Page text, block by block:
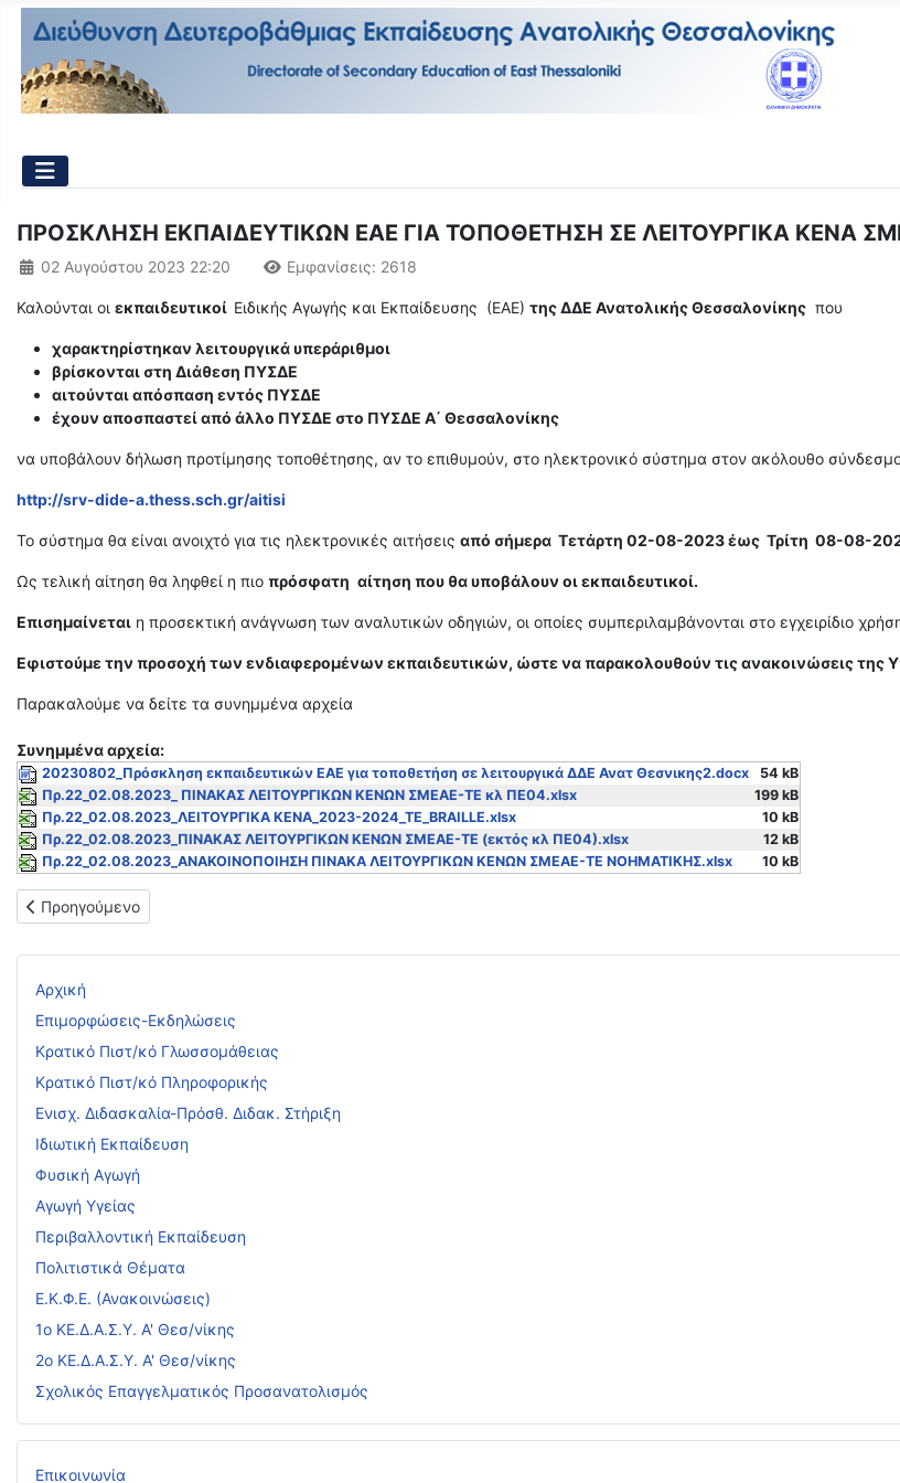
Αρχική
Επιμορφώσεις-Εκδηλώσεις
Κρατικό Πιστ/κό Γλωσσομάθειας
Κρατικό Πιστ/κό Πληροφορικής
Ενισχ. Διδασκαλία-Πρόσθ. Διδακ. Στήριξη
Ιδιωτική Εκπαίδευση
Φυσική Αγωγή
Αγωγή Υγείας
Περιβαλλοντική Εκπαίδευση
Πολιτιστικά Θέματα
Ε.Κ.Φ.Ε. (Ανακοινώσεις)
1ο ΚΕ.Δ.Α.Σ.Υ. Α' Θεσ/νίκης
2ο ΚΕ.Δ.Α.Σ.Υ. Α' Θεσ/νίκης
Σχολικός Επαγγελματικός Προσανατολισμός
Επικοινωνία
ΠΡΟΣΚΛΗΣΗ ΕΚΠΑΙΔΕΥΤΙΚΩΝ ΕΑΕ ΓΙΑ ΤΟΠΟΘΕΤΗΣΗ ΣΕ ΛΕΙΤΟΥΡΓΙΚΑ ΚΕΝΑ
Λεπτομέρειες
02 Αυγούστου 2023 22:20 Εμφανίσεις: 2618
Καλούνται οι εκπαιδευτικοί Ειδικής Αγωγής και Εκπαίδευσης (ΕΑΕ) της ΔΔΕ Ανατολικής Θεσσαλονίκης που
χαρακτηρίστηκαν λειτουργικά υπεράριθμοι
βρίσκονται στη Διάθεση ΠΥΣΔΕ
αιτούνται απόσπαση εντός ΠΥΣΔΕ
έχουν αποσπαστεί από άλλο ΠΥΣΔΕ στο ΠΥΣΔΕ Α΄ Θεσσαλονίκης
να υποβάλουν δήλωση προτίμησης τοποθέτησης, αν το επιθυμούν, στο ηλεκτρονικό σύστημα στον ακόλουθο
http://srv-dide-a.thess.sch.gr/aitisi
Το σύστημα θα είναι ανοιχτό για τις ηλεκτρονικές αιτήσεις από σήμερα Τετάρτη 02-08-2023 έως Τρίτη 08-08-
Ως τελική αίτηση θα ληφθεί η πιο πρόσφατη αίτηση που θα υποβάλουν οι εκπαιδευτικοί.
Επισημαίνεται η προσεκτική ανάγνωση των αναλυτικών οδηγιών, οι οποίες συμπεριλαμβάνονται στο εγχειρίδιο
Εφιστούμε την προσοχή των ενδιαφερομένων εκπαιδευτικών, ώστε να παρακολουθούν τις ανακοινώσεις της
Παρακαλούμε να δείτε τα συνημμένα αρχεία
Συνημμένα αρχεία:
20230802_Πρόσκληση εκπαιδευτικών ΕΑΕ για τοποθετήση σε λειτουργικά ΔΔΕ Ανατ Θεσνικης2.docx
54 kB
Πρ.22_02.08.2023_ ΠΙΝΑΚΑΣ ΛΕΙΤΟΥΡΓΙΚΩΝ ΚΕΝΩΝ ΣΜΕΑΕ-ΤΕ κλ ΠΕ04.xlsx
199 kB
Πρ.22_02.08.2023_ΛΕΙΤΟΥΡΓΙΚΑ ΚΕΝΑ_2023-2024_ΤΕ_BRAILLE.xlsx
10 kB
Πρ.22_02.08.2023_ΠΙΝΑΚΑΣ ΛΕΙΤΟΥΡΓΙΚΩΝ ΚΕΝΩΝ ΣΜΕΑΕ-ΤΕ (εκτός κλ ΠΕ04).xlsx
12 kB
Πρ.22_02.08.2023_ΑΝΑΚΟΙΝΟΠΟΙΗΣΗ ΠΙΝΑΚΑ ΛΕΙΤΟΥΡΓΙΚΩΝ ΚΕΝΩΝ ΣΜΕΑΕ-ΤΕ ΝΟΗΜΑΤΙΚΗΣ.xlsx
10 kB
Προηγούμενο άρθρο: ΟΡΙΣΤΙΚΟΙ ΠΙΝΑΚΕΣ ΧΑΡΑΚΤΗΡΙΣΜΟΥ ΛΕΙΤΟΥΡΓΙΚΑ ΥΠΕΡΑΡΙΘΜΩΝ ΕΚΠΑΔΕΥΤΙΚΩΝ - ΠΡΑΞΗ
Προηγούμενο